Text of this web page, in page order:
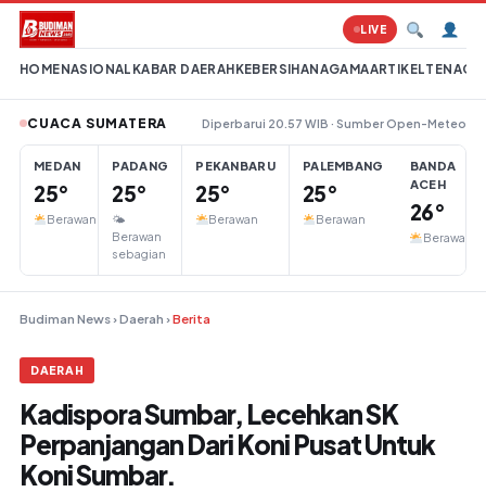
Lompat ke konten
HOMENASIONAL KABAR DAERAHKEBERSIHANAGAMAARTIKELTENAGA
LIVE
CUACA SUMATERA Diperbarui 20.57 WIB · Sumber Open-Meteo
MEDAN
25°
Berawan
PADANG
25°
🌤
Berawan
sebagian
PEKANBARU
25°
Berawan
PALEMBANG
25°
Berawan
BANDA
ACEH
26°
Berawan
Budiman News ›Daerah ›Berita
DAERAH
Kadispora Sumbar, Lecehkan SK
Perpanjangan Dari Koni Pusat Untuk
Koni Sumbar.